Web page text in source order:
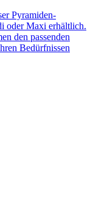
Pyramiden-
oder Maxi erhältlich.
den passenden
Bedürfnissen